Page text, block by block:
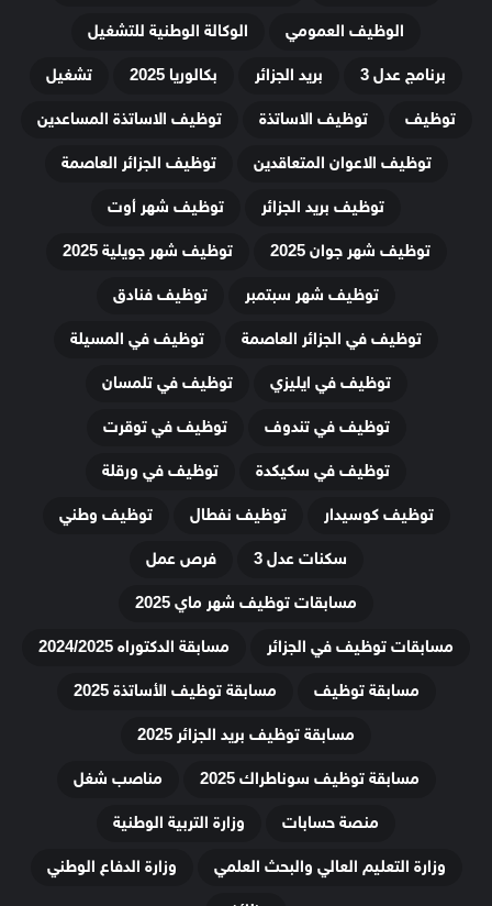
الوظيف العمومي
الوكالة الوطنية للتشغيل
برنامج عدل 3
بريد الجزائر بكالوريا 2025
تشغيل
توظيف
توظيف الاساتذة
توظيف الاساتذة المساعدين
توظيف الاعوان المتعاقدين
توظيف الجزائر العاصمة
توظيف بريد الجزائر
توظيف شهر أوت
توظيف شهر جوان 2025
توظيف شهر جويلية 2025
توظيف شهر سبتمبر
توظيف فنادق
توظيف في الجزائر العاصمة
توظيف في المسيلة
توظيف في ايليزي
توظيف في تلمسان
توظيف في تندوف
توظيف في توقرت
توظيف في سكيكدة
توظيف في ورقلة
توظيف كوسيدار
توظيف نفطال
توظيف وطني
سكنات عدل 3
فرص عمل
مسابقات توظيف شهر ماي 2025
مسابقات توظيف في الجزائر
مسابقة الدكتوراه 2024/2025
مسابقة توظيف
مسابقة توظيف الأساتذة 2025
مسابقة توظيف بريد الجزائر 2025
مسابقة توظيف سوناطراك 2025
مناصب شغل
منصة حسابات
وزارة التربية الوطنية
وزارة التعليم العالي والبحث العلمي
وزارة الدفاع الوطني